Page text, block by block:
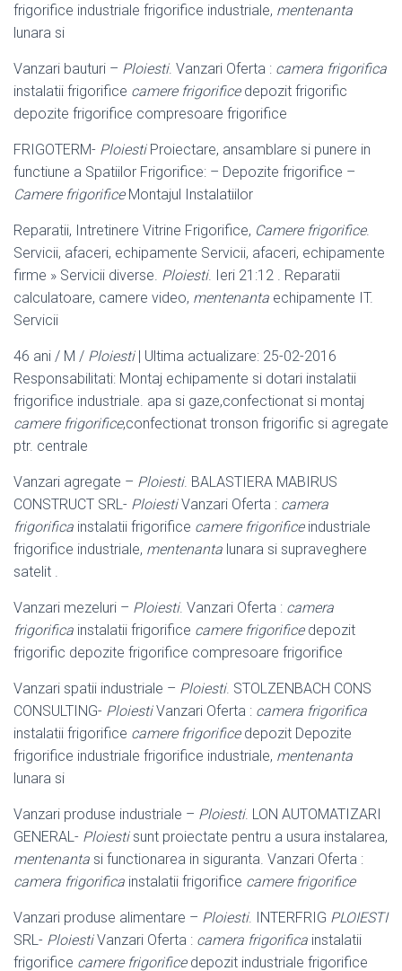
frigorifice industriale frigorifice industriale, mentenanta
lunara si
Vanzari bauturi – Ploiesti. Vanzari Oferta : camera frigorifica
instalatii frigorifice camere frigorificedepozit frigorific
depozite frigorifice compresoare frigorifice
FRIGOTERM- PloiestiProiectare, ansamblare si punere in
functiune a Spatiilor Frigorifice: – Depozite frigorifice –
Camere frigorificeMontajul Instalatiilor
Reparatii, Intretinere Vitrine Frigorifice, Camere frigorifice.
Servicii, afaceri, echipamente Servicii, afaceri, echipamente
firme » Servicii diverse. Ploiesti. Ieri 21:12 . Reparatii
calculatoare, camere video, mentenanta echipamente IT.
Servicii
46 ani / M / Ploiesti| Ultima actualizare: 25-02-2016
Responsabilitati: Montaj echipamente si dotari instalatii
frigorifice industriale. apa si gaze,confectionat si montaj
camere frigorifice,confectionat tronson frigorific si agregate
ptr. centrale
Vanzari agregate – Ploiesti. BALASTIERA MABIRUS
CONSTRUCT SRL- PloiestiVanzari Oferta : camera
frigorifica instalatii frigorifice camere frigorificeindustriale
frigorifice industriale, mentenanta lunara si supraveghere
satelit .
Vanzari mezeluri – Ploiesti. Vanzari Oferta : camera
frigorifica instalatii frigorifice camere frigorificedepozit
frigorific depozite frigorifice compresoare frigorifice
Vanzari spatii industriale – Ploiesti. STOLZENBACH CONS
CONSULTING- PloiestiVanzari Oferta : camera frigorifica
instalatii frigorifice camere frigorificedepozit Depozite
frigorifice industriale frigorifice industriale, mentenanta
lunara si
Vanzari produse industriale – Ploiesti. LON AUTOMATIZARI
GENERAL- Ploiestisunt proiectate pentru a usura instalarea,
mentenanta si functionarea in siguranta. Vanzari Oferta :
camera frigorifica instalatii frigorifice camere frigorifice
Vanzari produse alimentare – Ploiesti. INTERFRIG PLOIESTI
SRL- PloiestiVanzari Oferta : camera frigorifica instalatii
frigorifice camere frigorificedepozit industriale frigorifice